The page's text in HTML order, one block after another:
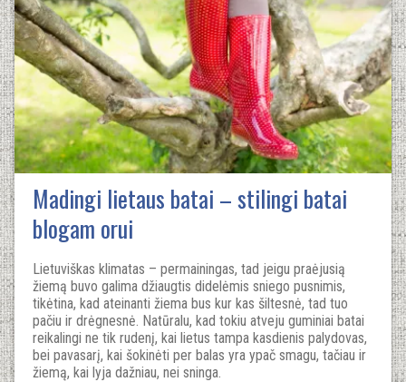
Madingi lietaus batai – stilingi batai
blogam orui
Lietuviškas klimatas – permainingas, tad jeigu praėjusią
žiemą buvo galima džiaugtis didelėmis sniego pusnimis,
tikėtina, kad ateinanti žiema bus kur kas šiltesnė, tad tuo
pačiu ir drėgnesnė. Natūralu, kad tokiu atveju guminiai batai
reikalingi ne tik rudenį, kai lietus tampa kasdienis palydovas,
bei pavasarį, kai šokinėti per balas yra ypač smagu, tačiau ir
žiemą, kai lyja dažniau, nei sninga.